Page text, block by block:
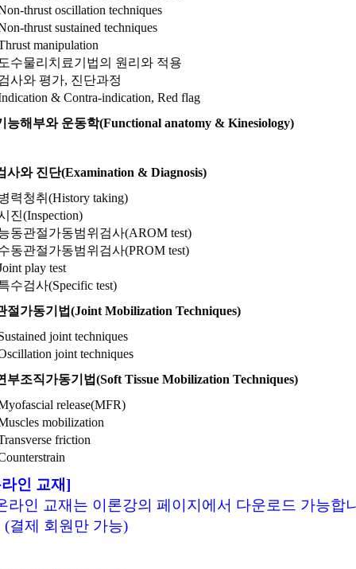
thrust oscillation techniques
thrust sustained techniques
manipulation
도수물리치료기법의 원리와 적용
사와 평가, 진단과정
& Contra-indication, Red flag
능해부와 운동학(Functional anatomy & Kinesiology)
사와 진단(Examination & Diagnosis)
력청취(History taking)
진(Inspection)
동관절가동범위검사(AROM test)
동관절가동범위검사(PROM test)
play test
수검사(Specific test)
절가동기법(Joint Mobilization Techniques)
joint techniques
joint techniques
부조직가동기법(Soft Tissue Mobilization Techniques)
release(MFR)
mobilization
friction
인 교재]
라인 교재는 이론강의 페이지에서 다운로드 가능합
(결제 회원만 가능)